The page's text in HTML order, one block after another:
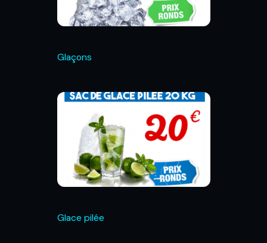
Glaçons
Glace pilée